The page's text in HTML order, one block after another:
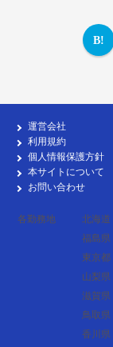
運営会社
利用規約
個人情報保護方針
本サイトについて
お問い合わせ
各勤務地 北海道
福島県
東京都
山梨県
滋賀県
鳥取県
香川県